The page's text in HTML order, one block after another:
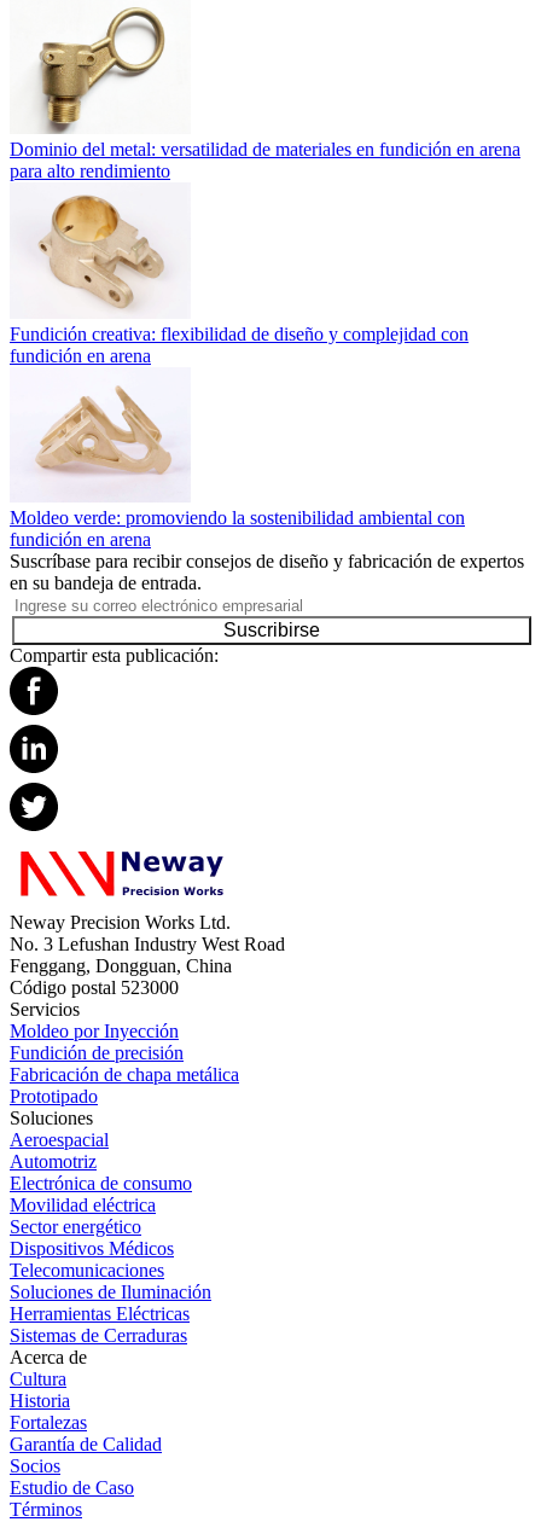
Dominio del metal: versatilidad de materiales en fundición en arena
para alto rendimiento
Fundición creativa: flexibilidad de diseño y complejidad con
fundición en arena
Moldeo verde: promoviendo la sostenibilidad ambiental con
fundición en arena
Suscríbase para recibir consejos de diseño y fabricación de expertos
en su bandeja de entrada.
Suscribirse
Compartir esta publicación:
Neway Precision Works Ltd.
No. 3 Lefushan Industry West Road
Fenggang, Dongguan, China
Código postal 523000
Servicios
Moldeo por Inyección
Fundición de precisión
Fabricación de chapa metálica
Prototipado
Soluciones
Aeroespacial
Automotriz
Electrónica de consumo
Movilidad eléctrica
Sector energético
Dispositivos Médicos
Telecomunicaciones
Soluciones de Iluminación
Herramientas Eléctricas
Sistemas de Cerraduras
Acerca de
Cultura
Historia
Fortalezas
Garantía de Calidad
Socios
Estudio de Caso
Términos